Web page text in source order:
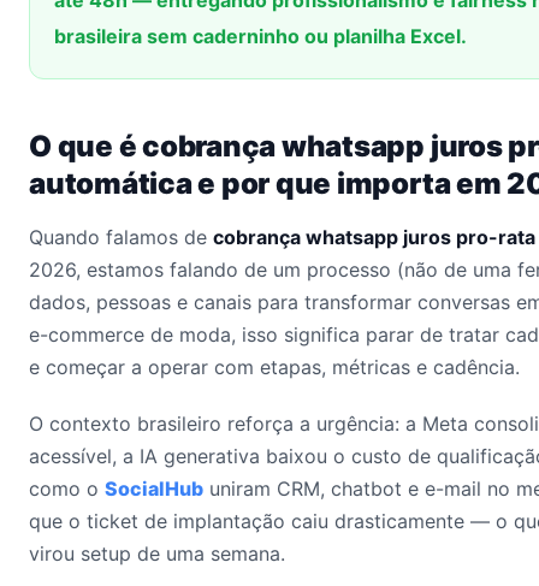
brasileira sem caderninho ou planilha Excel.
O que é cobrança whatsapp juros
automática e por que importa em
Quando falamos de cobrança whatsapp juros pro-
2026, estamos falando de um processo (não de uma
dados, pessoas e canais para transformar conversas
e-commerce de moda, isso significa parar de tratar
e começar a operar com etapas, métricas e cadência.
O contexto brasileiro reforça a urgência: a Meta
acessível, a IA generativa baixou o custo de
como o SocialHub uniram CRM, chatbot e e-mail no
que o ticket de implantação caiu drasticamente — o
virou setup de uma semana.